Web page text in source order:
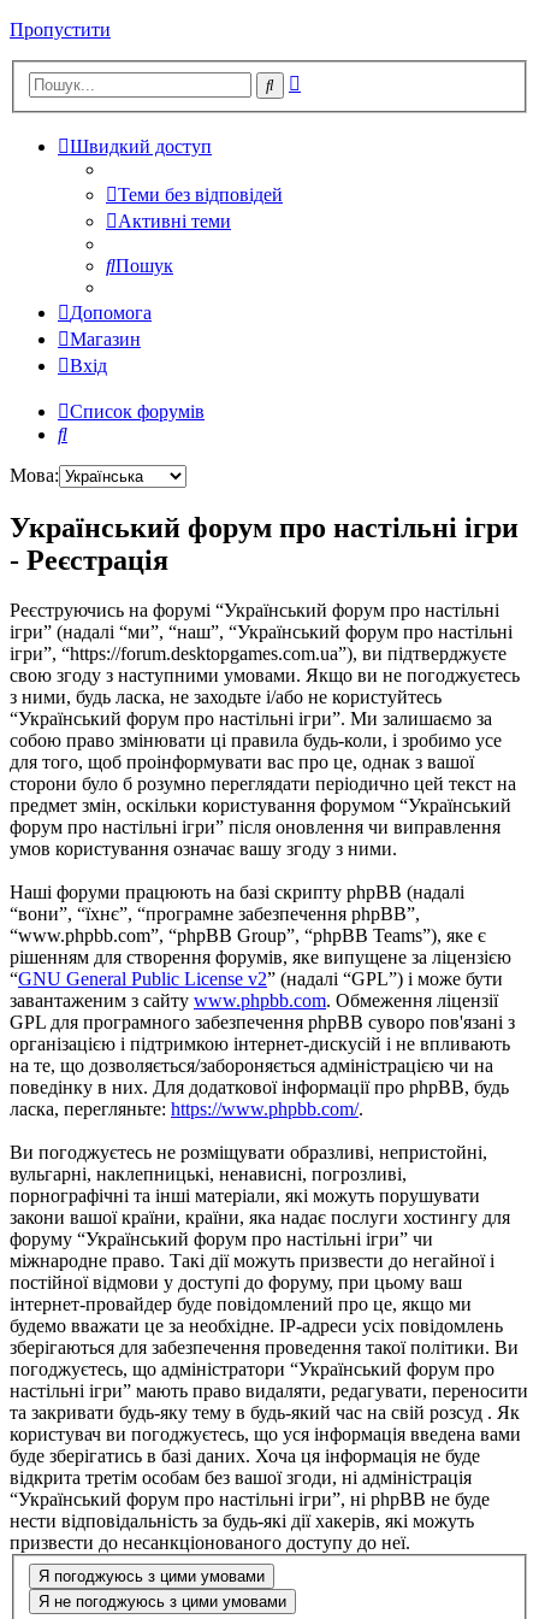
Пропустити
Пошук
Швидкий доступ
Теми без відповідей
Активні теми
Пошук
Допомога
Магазин
Вхід
Список форумів
Пошук
Мова:
Український форум про настільні ігри
- Реєстрація
Реєструючись на форумі “Український форум про настільні
ігри” (надалі “ми”, “наш”, “Український форум про настільні
ігри”, “https://forum.desktopgames.com.ua”), ви підтверджуєте
свою згоду з наступними умовами. Якщо ви не погоджуєтесь
з ними, будь ласка, не заходьте і/або не користуйтесь
“Український форум про настільні ігри”. Ми залишаємо за
собою право змінювати ці правила будь-коли, і зробимо усе
для того, щоб проінформувати вас про це, однак з вашої
сторони було б розумно переглядати періодично цей текст на
предмет змін, оскільки користування форумом “Український
форум про настільні ігри” після оновлення чи виправлення
умов користування означає вашу згоду з ними.
Наші форуми працюють на базі скрипту phpBB (надалі
“вони”, “їхнє”, “програмне забезпечення phpBB”,
“www.phpbb.com”, “phpBB Group”, “phpBB Teams”), яке є
рішенням для створення форумів, яке випущене за ліцензією
“GNU General Public License v2” (надалі “GPL”) і може бути
завантаженим з сайту www.phpbb.com. Обмеження ліцензії
GPL для програмного забезпечення phpBB суворо пов'язані з
організацією і підтримкою інтернет-дискусій і не впливають
на те, що дозволяється/забороняється адміністрацією чи на
поведінку в них. Для додаткової інформації про phpBB, будь
ласка, перегляньте: https://www.phpbb.com/.
Ви погоджуєтесь не розміщувати образливі, непристойні,
вульгарні, наклепницькі, ненависні, погрозливі,
порнографічні та інші матеріали, які можуть порушувати
закони вашої країни, країни, яка надає послуги хостингу для
форуму “Український форум про настільні ігри” чи
міжнародне право. Такі дії можуть призвести до негайної і
постійної відмови у доступі до форуму, при цьому ваш
інтернет-провайдер буде повідомлений про це, якщо ми
будемо вважати це за необхідне. IP-адреси усіх повідомлень
зберігаються для забезпечення проведення такої політики. Ви
погоджуєтесь, що адміністратори “Український форум про
настільні ігри” мають право видаляти, редагувати, переносити
та закривати будь-яку тему в будь-який час на свій розсуд . Як
користувач ви погоджуєтесь, що уся інформація введена вами
буде зберігатись в базі даних. Хоча ця інформація не буде
відкрита третім особам без вашої згоди, ні адміністрація
“Український форум про настільні ігри”, ні phpBB не буде
нести відповідальність за будь-які дії хакерів, які можуть
призвести до несанкціонованого доступу до неї.